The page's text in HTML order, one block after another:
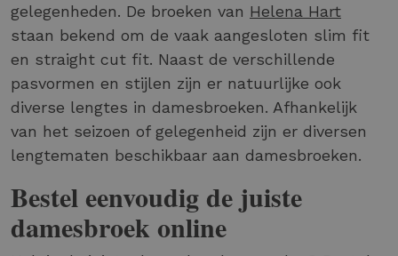
gelegenheden. De broeken van Helena Hart
staan bekend om de vaak aangesloten slim fit
en straight cut fit. Naast de verschillende
pasvormen en stijlen zijn er natuurlijke ook
diverse lengtes in damesbroeken. Afhankelijk
van het seizoen of gelegenheid zijn er diversen
lengtematen beschikbaar aan damesbroeken.
Bestel eenvoudig de juiste
damesbroek online